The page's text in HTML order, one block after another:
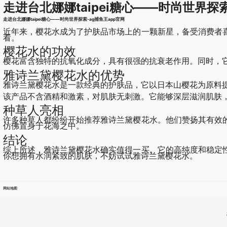
走进台北娜娜taipei糖心——时尚世界探
走进台北娜娜taipei糖心——时尚世界探索-ag捕鱼王app官网
近年来，樱花水成为了护肤品市场上的一颗新星，备受消费
看。
樱花水的功效
樱花富含独特的抗氧化成分，具有很强的抗衰老作用。同时
雅诗兰黛樱花水的优势
雅诗兰黛樱花水是一款经典的护肤品，它以日本山樱花为原
该产品不含酒精和激素，对肌肤无刺激。它能够深层滋润肌
种草人亮相
许多种草人都纷纷开始推荐雅诗兰黛樱花水。他们赞扬其有
仿佛置身于花海之中。
结论
综上所述，雅诗兰黛樱花水确实值得一买。它的高纯度和稳
你想拥有水润紧致的肌肤，不妨试试雅诗兰黛樱花水。
网站地图